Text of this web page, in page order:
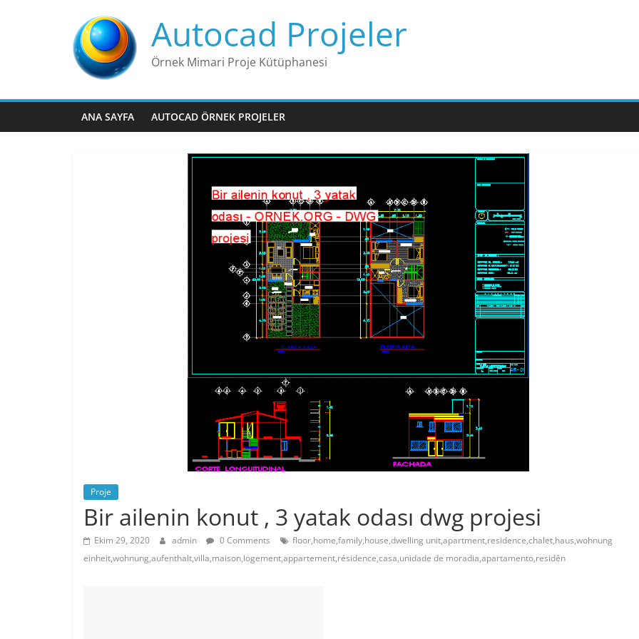
Autocad Projeler
Örnek Mimari Proje Kütüphanesi
ANA SAYFA AUTOCAD ÖRNEK PROJELER
Proje
Bir ailenin konut , 3 yatak odası dwg projesi
Ekim 29, 2020 admin 0 Comments
floor,home,family,house,dwelling unit,apartment,residence,chalet,haus,wohnung
einheit,wohnung,aufenthalt,villa,maison,logement,appartement,résidence,casa,unidade de moradia,apartamento,residên